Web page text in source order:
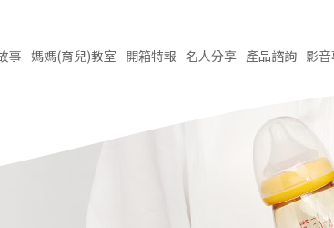
事 媽媽(育兒)教室 開箱特報 名人分享 產品諮詢 影音